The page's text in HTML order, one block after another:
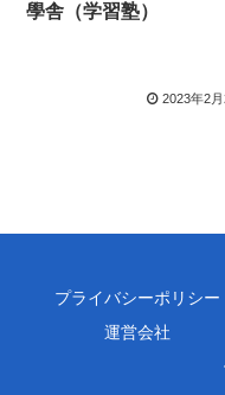
學舎（学習塾）
2023年2月
プライバシーポリシー
運営会社